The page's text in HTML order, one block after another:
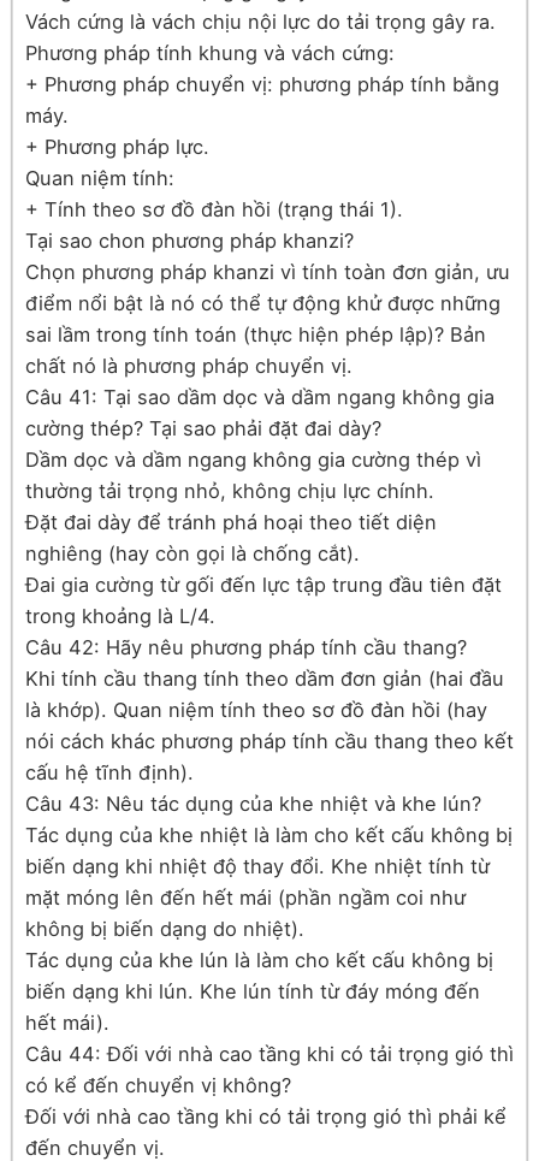
Vách cứng là vách chịu nội lực do tải trọng gây ra.
Phương pháp tính khung và vách cứng:
+ Phương pháp chuyển vị: phương pháp tính bằng
máy.
+ Phương pháp lực.
Quan niệm tính:
+ Tính theo sơ đồ đàn hồi (trạng thái 1).
Tại sao chon phương pháp khanzi?
Chọn phương pháp khanzi vì tính toàn đơn giản, ưu
điểm nổi bật là nó có thể tự động khử được những
sai lầm trong tính toán (thực hiện phép lập)? Bản
chất nó là phương pháp chuyển vị.
Câu 41: Tại sao dầm dọc và dầm ngang không gia
cường thép? Tại sao phải đặt đai dày?
Dầm dọc và dầm ngang không gia cường thép vì
thường tải trọng nhỏ, không chịu lực chính.
Đặt đai dày để tránh phá hoại theo tiết diện
nghiêng (hay còn gọi là chống cắt).
Đai gia cường từ gối đến lực tập trung đầu tiên đặt
trong khoảng là L/4.
Câu 42: Hãy nêu phương pháp tính cầu thang?
Khi tính cầu thang tính theo dầm đơn giản (hai đầu
là khớp). Quan niệm tính theo sơ đồ đàn hồi (hay
nói cách khác phương pháp tính cầu thang theo kết
cấu hệ tĩnh định).
Câu 43: Nêu tác dụng của khe nhiệt và khe lún?
Tác dụng của khe nhiệt là làm cho kết cấu không bị
biến dạng khi nhiệt độ thay đổi. Khe nhiệt tính từ
mặt móng lên đến hết mái (phần ngầm coi như
không bị biến dạng do nhiệt).
Tác dụng của khe lún là làm cho kết cấu không bị
biến dạng khi lún. Khe lún tính từ đáy móng đến
hết mái).
Câu 44: Đối với nhà cao tầng khi có tải trọng gió thì
có kể đến chuyển vị không?
Đối với nhà cao tầng khi có tải trọng gió thì phải kể
đến chuyển vị.